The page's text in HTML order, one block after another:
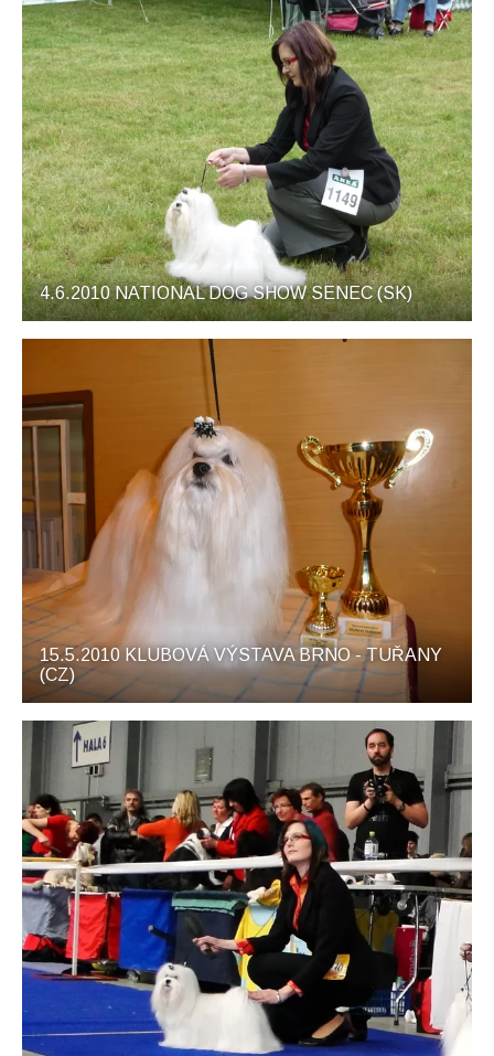
4.6.2010 NATIONAL DOG SHOW SENEC (SK)
15.5.2010 KLUBOVÁ VÝSTAVA BRNO - TUŘANY
(CZ)